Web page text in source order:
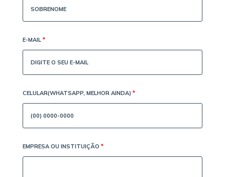
E-MAIL *
CELULAR(WHATSAPP, MELHOR AINDA) *
EMPRESA OU INSTITUIÇÃO *